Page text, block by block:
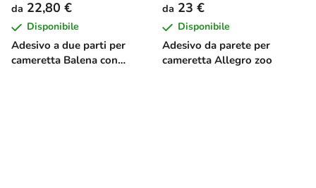
Adesivo a due parti per
cameretta Balena con
da 22,80 €
Disponibile
Adesivo da parete per
cameretta Allegro zoo
da 23 €
Disponibile